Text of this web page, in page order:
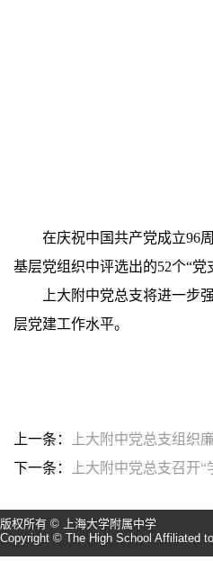
在庆祝中国共产党成立96周
基层党组织中评选出的52个“党
上大附中党总支将进一步
层党建工作水平。
上一条：
上大附中党总支组织
下一条：
上大附中党总支召开
版权所有 © 上海大学附属中学
Copyright © The High School Affiliated